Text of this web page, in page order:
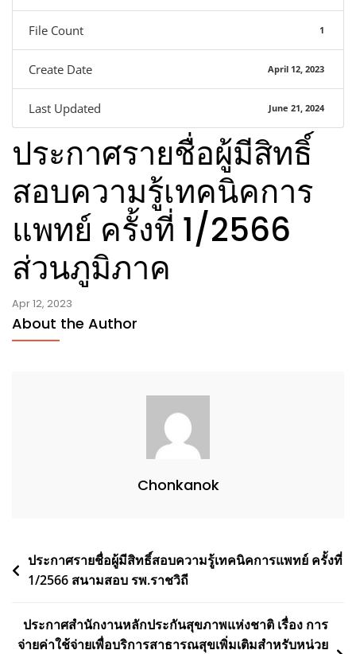
File Count 1
Create Date April 12, 2023
Last Updated June 21, 2024
ประกาศรายชื่อผู้มีสิทธิ์
สอบความรู้เทคนิคการ
แพทย์ ครั้งที่ 1/2566
ส่วนภูมิภาค
Apr 12, 2023
About the Author
Chonkanok
Post
navigation
ประกาศรายชื่อผู้มีสิทธิ์สอบความรู้เทคนิคการแพทย์ ครั้งที่
1/2566 สนามสอบ รพ.ราชวิถี
ประกาศสำนักงานหลักประกันสุขภาพแห่งชาติ เรื่อง การ
จ่ายค่าใช้จ่ายเพื่อบริการสาธารณสุขเพิ่มเติมสำหรับหน่วย